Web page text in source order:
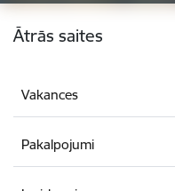
Kājene
Ātrās saites
Vakances
Pakalpojumi